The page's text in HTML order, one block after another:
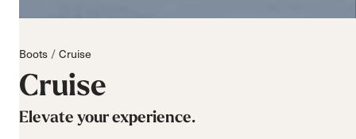
Boots Cruise
Cruise
Elevate your experience.